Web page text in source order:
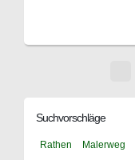
Suchvorschläge
Rathen Malerweg